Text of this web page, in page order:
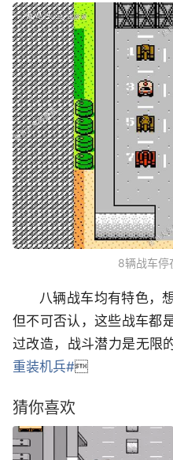
8辆战车停
八辆战车均有特色，
但不可否认，这些战车都
过改造，战斗潜力是无限
重装机兵#
猜你喜欢